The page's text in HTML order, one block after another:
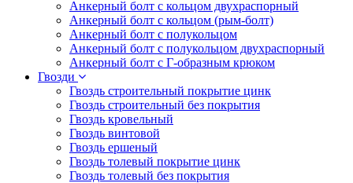
Анкерный болт с кольцом двухраспорный
Анкерный болт с кольцом (рым-болт)
Анкерный болт с полукольцом
Анкерный болт с полукольцом двухраспорный
Анкерный болт с Г-образным крюком
Гвозди
Гвоздь строительный покрытие цинк
Гвоздь строительный без покрытия
Гвоздь кровельный
Гвоздь винтовой
Гвоздь ершеный
Гвоздь толевый покрытие цинк
Гвоздь толевый без покрытия